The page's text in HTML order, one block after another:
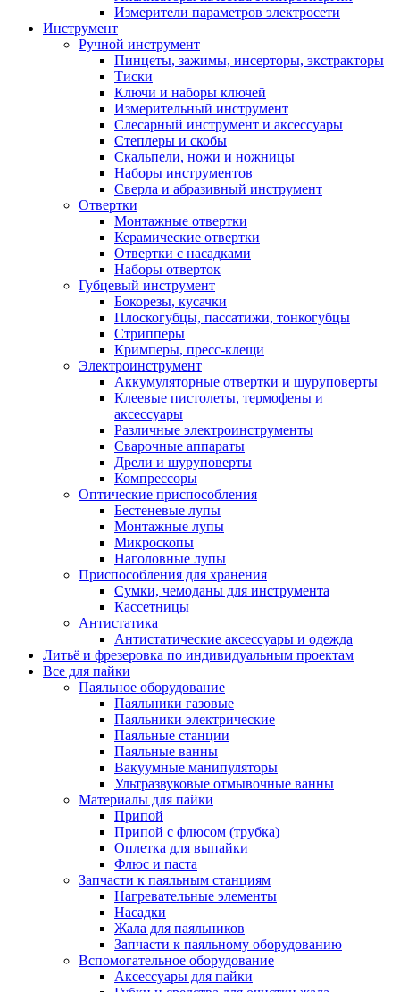
Измерители параметров электросети
Инструмент
Ручной инструмент
Пинцеты, зажимы, инсерторы, экстракторы
Тиски
Ключи и наборы ключей
Измерительный инструмент
Слесарный инструмент и аксессуары
Степлеры и скобы
Скальпели, ножи и ножницы
Наборы инструментов
Сверла и абразивный инструмент
Отвертки
Монтажные отвертки
Керамические отвертки
Отвертки с насадками
Наборы отверток
Губцевый инструмент
Бокорезы, кусачки
Плоскогубцы, пассатижи, тонкогубцы
Стрипперы
Кримперы, пресс-клещи
Электроинструмент
Аккумуляторные отвертки и шуруповерты
Клеевые пистолеты, термофены и
аксессуары
Различные электроинструменты
Сварочные аппараты
Дрели и шуруповерты
Компрессоры
Оптические приспособления
Бестеневые лупы
Монтажные лупы
Микроскопы
Наголовные лупы
Приспособления для хранения
Сумки, чемоданы для инструмента
Кассетницы
Антистатика
Антистатические аксессуары и одежда
Литьё и фрезеровка по индивидуальным проектам
Все для пайки
Паяльное оборудование
Паяльники газовые
Паяльники электрические
Паяльные станции
Паяльные ванны
Вакуумные манипуляторы
Ультразвуковые отмывочные ванны
Материалы для пайки
Припой
Припой с флюсом (трубка)
Оплетка для выпайки
Флюс и паста
Запчасти к паяльным станциям
Нагревательные элементы
Насадки
Жала для паяльников
Запчасти к паяльному оборудованию
Вспомогательное оборудование
Аксессуары для пайки